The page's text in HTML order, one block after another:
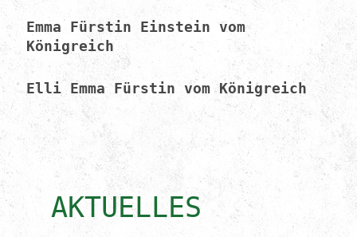
Emma Fürstin Einstein vom
Königreich
Elli Emma Fürstin vom Königreich
AKTUELLES